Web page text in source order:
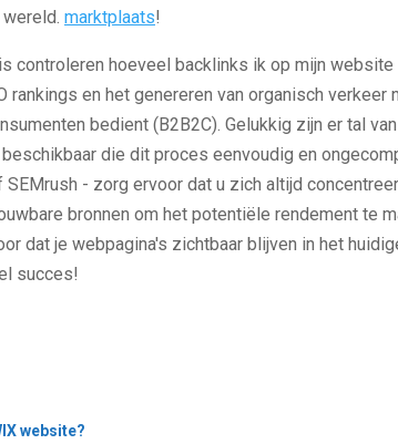
marktplaats!
controleren hoeveel backlinks ik op mijn
rankings en het genereren van organisch verkeer
bedient (B2B2C). Gelukkig zijn er tal
die dit proces eenvoudig en
- zorg ervoor dat u zich altijd
bronnen om het potentiële rendement te
dat je webpagina's zichtbaar blijven in het
succes!
website?